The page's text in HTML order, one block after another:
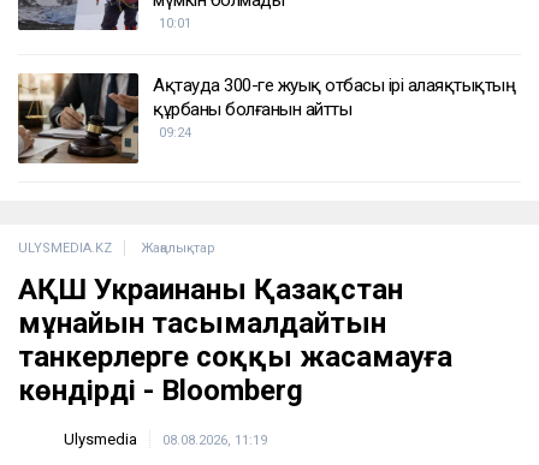
10:01
Ақтауда 300-ге жуық отбасы ірі алаяқтықтың
құрбаны болғанын айтты
09:24
ULYSMEDIA.KZ Жаңалықтар
АҚШ Украинаны Қазақстан
мұнайын тасымалдайтын
танкерлерге соққы жасамауға
көндірді - Bloomberg
Ulysmedia 08.08.2026, 11:19